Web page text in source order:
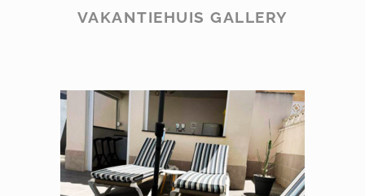
VAKANTIEHUIS GALLERY